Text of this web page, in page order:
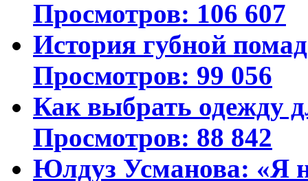
Просмотров: 106 607
История губной
Просмотров: 99 056
Как выбрать одежду
Просмотров: 88 842
Юлдуз Усманова: «Я